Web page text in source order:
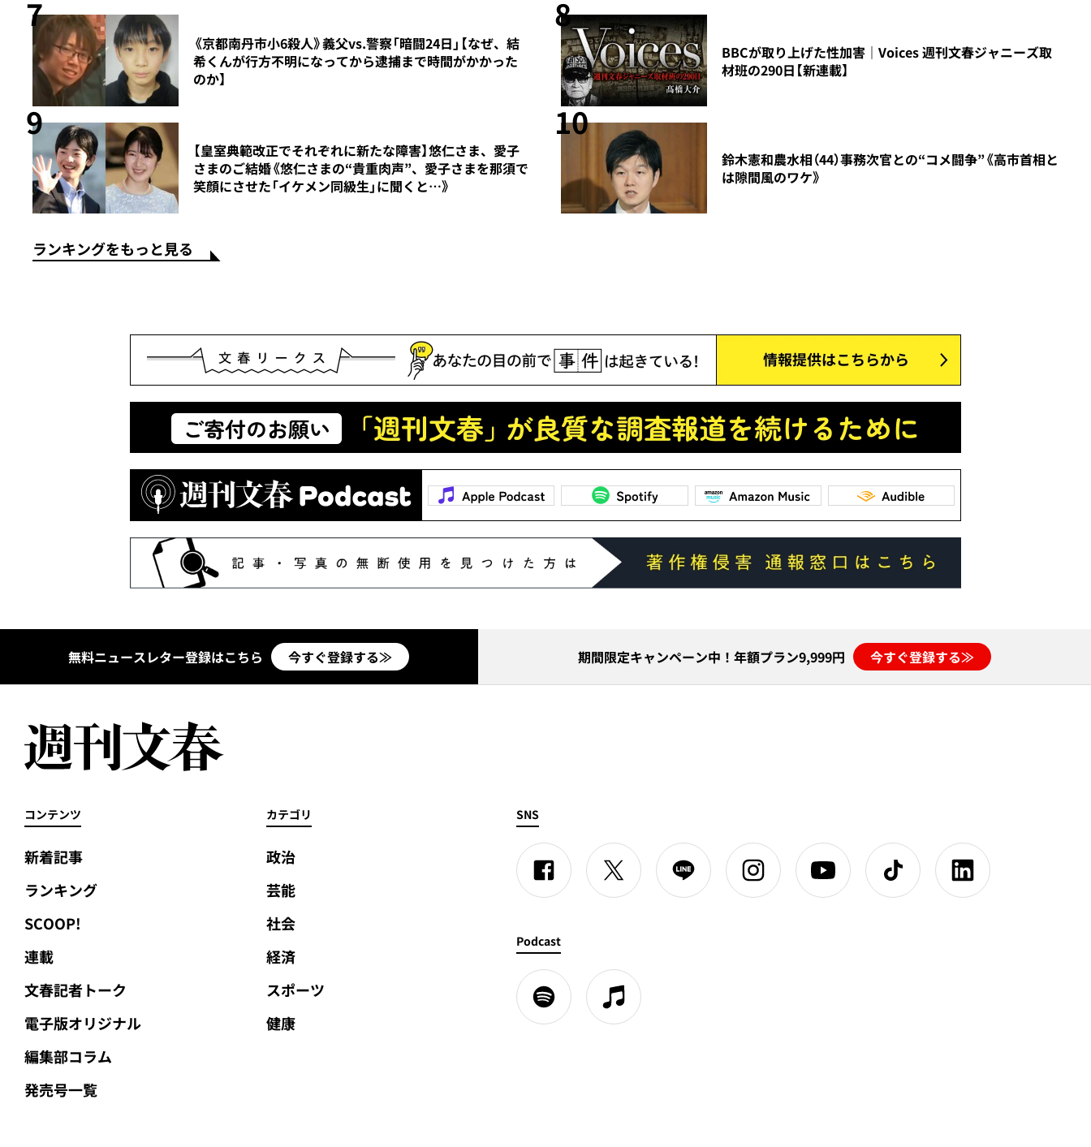
7
《京都南丹市小6殺人》義父vs.警察「暗闘24日」【なぜ、結
希くんが行方不明になってから逮捕まで時間がかかった
のか】
8
BBCが取り上げた性加害｜Voices 週刊文春ジャニーズ取
材班の290日【新連載】
9
【皇室典範改正でそれぞれに新たな障害】悠仁さま、愛子
さまのご結婚《悠仁さまの“貴重肉声”、愛子さまを那須で
笑顔にさせた「イケメン同級生」に聞くと…》
10
鈴木憲和農水相（44）事務次官との“コメ闘争”《高市首相と
は隙間風のワケ》
ランキングをもっと見る
無料ニュースレター登録はこちら 今すぐ登録する≫ 期間限定キャンペーン中！年額プラン9,999円 今すぐ登録する≫
コンテンツ
新着記事
ランキング
SCOOP!
連載
文春記者トーク
電子版オリジナル
編集部コラム
発売号一覧
カテゴリ
政治
芸能
社会
経済
スポーツ
健康
SNS
Podcast